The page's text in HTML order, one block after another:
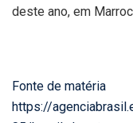
deste ano, em
Fonte de matéria
https://